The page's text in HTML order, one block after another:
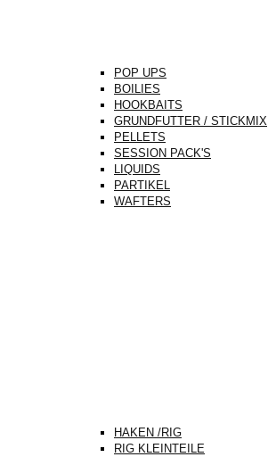
POP UPS
BOILIES
HOOKBAITS
GRUNDFUTTER / STICKMIX
PELLETS
SESSION PACK'S
LIQUIDS
PARTIKEL
WAFTERS
HAKEN /RIG
RIG KLEINTEILE